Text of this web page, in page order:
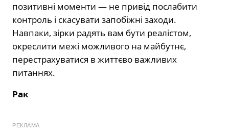
позитивні моменти — не привід послабити
контроль і скасувати запобіжні заходи.
Навпаки, зірки радять вам бути реалістом,
окреслити межі можливого на майбутнє,
перестрахуватися в життєво важливих
питаннях.
Рак
РЕКЛАМА